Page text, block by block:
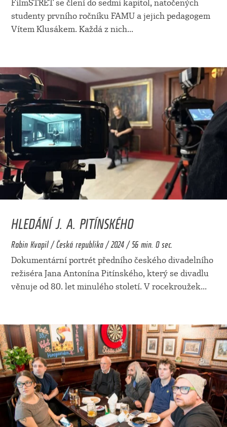
FilmSTŘET se člení do sedmi kapitol, natočených
studenty prvního ročníku FAMU a jejich pedagogem
Vítem Klusákem. Každá z nich...
HLEDÁNÍ J. A. PITÍNSKÉHO
Robin Kvapil / Česká republika / 2024 / 56 min. 0 sec.
Dokumentární portrét předního českého divadelního
režiséra Jana Antonína Pitínského, který se divadlu
věnuje od 80. let minulého století. V rocekroužek...